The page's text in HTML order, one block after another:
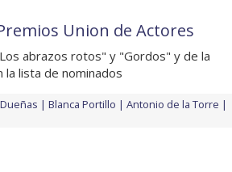
Union de Actores
abrazos rotos" y "Gordos" y de la
la lista de nominados
Blanca Portillo
Antonio de la Torre